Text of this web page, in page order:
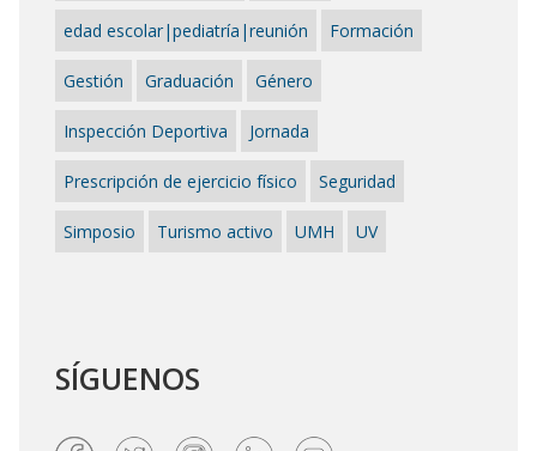
edad escolar|pediatría|reunión Formación
Gestión Graduación Género
Inspección Deportiva Jornada
Prescripción de ejercicio físico Seguridad
Simposio Turismo activo UMH UV
SÍGUENOS